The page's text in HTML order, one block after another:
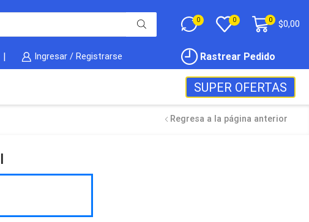
0 0 0 $0,00
Ingresar / Registrarse Rastrear Pedido
SUPER OFERTAS
Regresa a la página anterior